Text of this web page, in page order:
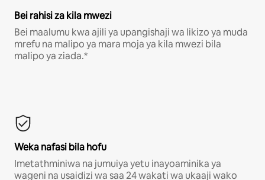
Bei rahisi za kila mwezi
Bei maalumu kwa ajili ya upangishaji wa likizo ya muda
mrefu na malipo ya mara moja ya kila mwezi bila
malipo ya ziada.*
Weka nafasi bila hofu
Imetathminiwa na jumuiya yetu inayoaminika ya
wageni na usaidizi wa saa 24 wakati wa ukaaji wako